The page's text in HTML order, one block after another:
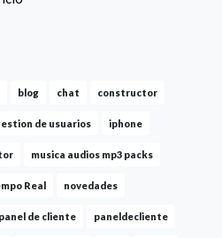
blog chat constructor
de usuarios iphone
musica audios mp3 packs
Real novedades
panel de cliente paneldecliente